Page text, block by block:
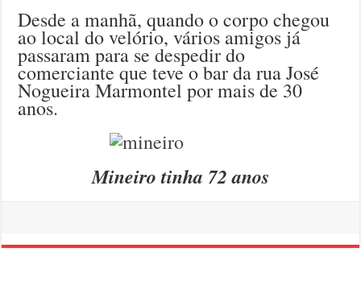
Desde a manhã, quando o corpo chegou
ao local do velório, vários amigos já
passaram para se despedir do
comerciante que teve o bar da rua José
Nogueira Marmontel por mais de 30
anos.
Mineiro tinha 72 anos